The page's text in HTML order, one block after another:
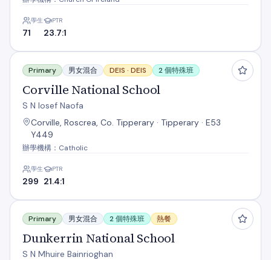
學生
71
PTR
23.7:1
Corville National School
Primary 男女混合 DEIS · DEIS 2 個特殊班
Corville National School
S N Iosef Naofa
Corville, Roscrea, Co. Tipperary · Tipperary · E53
Y449
辦學機構：Catholic
學生
299
PTR
21.4:1
Dunkerrin National School
Primary 男女混合 2 個特殊班 熱餐
Dunkerrin National School
S N Mhuire Bainrioghan